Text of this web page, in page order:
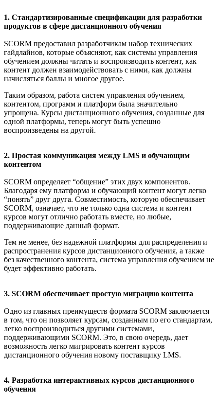
1. Стандартизированные спецификации для разработки
продуктов в сфере дистанционного обучения
SCORM предоставил разработчикам набор технических
гайдлайнов, которые объясняют, как системы управления
обучением должны читать и воспроизводить контент, как
контент должен взаимодействовать с ними, как должны
начисляться баллы и многое другое.
Таким образом, работа систем управления обучением,
контентом, программ и платформ была значительно
упрощена. Курсы дистанционного обучения, созданные для
одной платформы, теперь могут быть успешно
воспроизведены на другой.
2. Простая коммуникация между LMS и обучающим
контентом
SCORM определяет “общение” этих двух компонентов.
Благодаря ему платформа и обучающий контент могут легко
“понять” друг друга. Совместимость, которую обеспечивает
SCORM, означает, что не только одна система и контент
курсов могут отлично работать вместе, но любые,
поддерживающие данный формат.
Тем не менее, без надежной платформы для распределения и
распространения курсов дистанционного обучения, а также
без качественного контента, система управления обучением не
будет эффективно работать.
3. SCORM обеспечивает простую миграцию контента
Одно из главных преимуществ формата SCORM заключается
в том, что он позволяет курсам, созданным по его стандартам,
легко воспроизводиться другими системами,
поддерживающими SCORM. Это, в свою очередь, дает
возможность легко мигрировать контент курсов
дистанционного обучения новому поставщику LMS.
4. Разработка интерактивных курсов дистанционного
обучения